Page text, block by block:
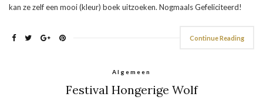
kan ze zelf een mooi (kleur) boek uitzoeken. Nogmaals Gefeliciteerd!
Continue Reading
Algemeen
Festival Hongerige Wolf